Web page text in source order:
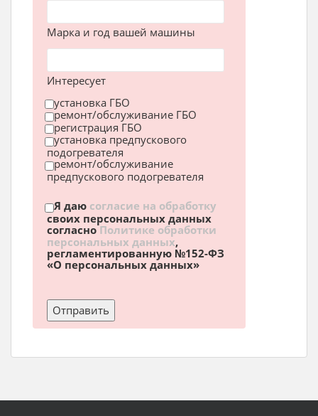
Марка и год вашей машины
Интересует
установка ГБО
ремонт/обслуживание ГБО
регистрация ГБО
установка предпускового
подогревателя
ремонт/обслуживание
предпускового подогревателя
Я даю согласие на обработку
своих персональных данных
согласноПолитике обработки
персональных данных,
регламентированную №152-ФЗ
«О персональных данных»